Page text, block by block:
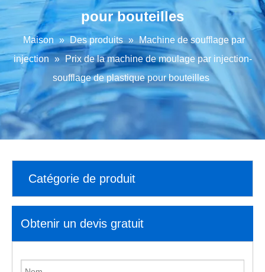
pour bouteilles
Maison » Des produits » Machine de soufflage par
injection »
Prix ​​de la machine de moulage par injection-
soufflage de plastique pour bouteilles
Catégorie de produit
Obtenir un devis gratuit